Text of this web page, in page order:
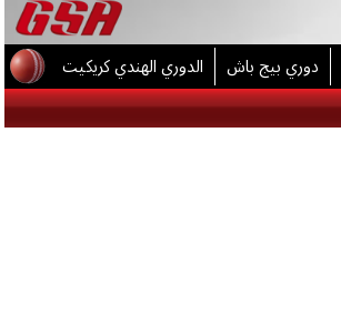
الدوري الهندي كريكيت دوري بيج باش